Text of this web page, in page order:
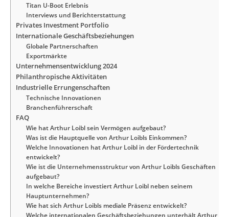
Titan U-Boot Erlebnis
Interviews und Berichterstattung
Privates Investment Portfolio
Internationale Geschäftsbeziehungen
Globale Partnerschaften
Exportmärkte
Unternehmensentwicklung 2024
Philanthropische Aktivitäten
Industrielle Errungenschaften
Technische Innovationen
Branchenführerschaft
FAQ
Wie hat Arthur Loibl sein Vermögen aufgebaut?
Was ist die Hauptquelle von Arthur Loibls Einkommen?
Welche Innovationen hat Arthur Loibl in der Fördertechnik
entwickelt?
Wie ist die Unternehmensstruktur von Arthur Loibls Geschäften
aufgebaut?
In welche Bereiche investiert Arthur Loibl neben seinem
Hauptunternehmen?
Wie hat sich Arthur Loibls mediale Präsenz entwickelt?
Welche internationalen Geschäftsbeziehungen unterhält Arthur